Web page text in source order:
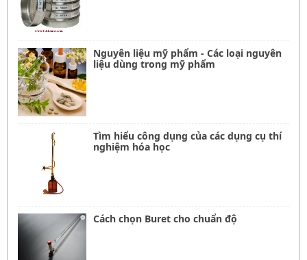
Nguyên liệu mỹ phẩm - Các loại nguyên
liệu dùng trong mỹ phẩm
Tìm hiểu công dụng của các dụng cụ thí
nghiệm hóa học
Cách chọn Buret cho chuẩn độ